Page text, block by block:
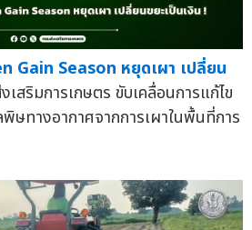
Gain Season หยุดเผา เปลี่ยน
สริมการเกษตร ขับเคลื่อนการแก้ไข
ทางอากาศจากการเผาในพื้นที่การ